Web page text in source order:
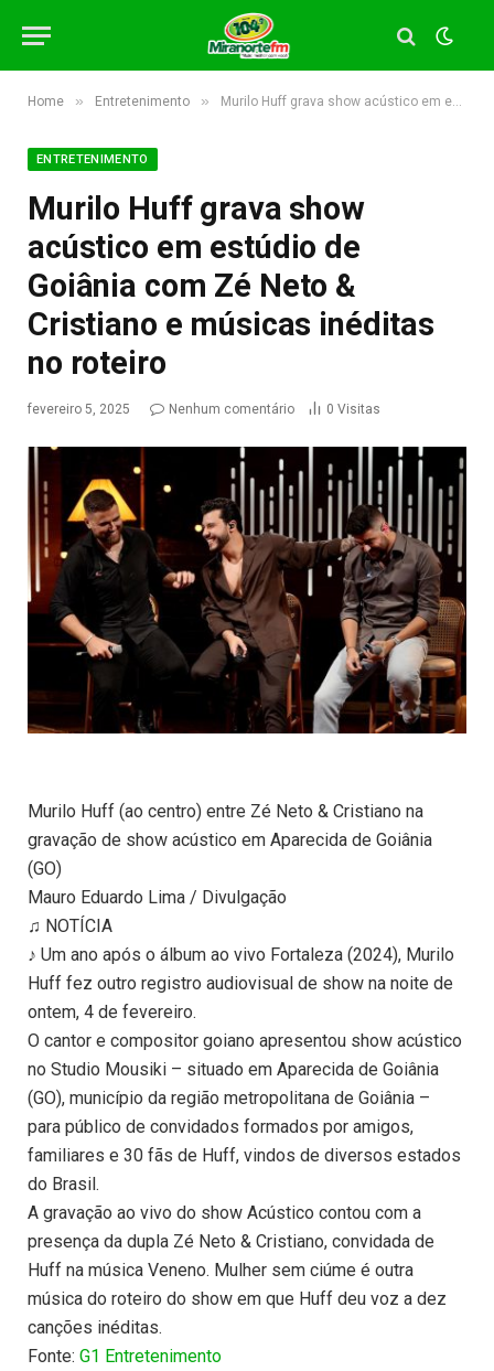
Home » Entretenimento » Murilo Huff grava show acústico em estúdio de Goiânia com Zé Neto & Cristiano e músicas inéditas no roteiro
ENTRETENIMENTO
Murilo Huff grava show
acústico em estúdio de
Goiânia com Zé Neto &
Cristiano e músicas inéditas
no roteiro
fevereiro 5, 2025 Nenhum comentário 0 Visitas
Murilo Huff (ao centro) entre Zé Neto & Cristiano na
gravação de show acústico em Aparecida de Goiânia
(GO)
Mauro Eduardo Lima / Divulgação
♫ NOTÍCIA
♪ Um ano após o álbum ao vivo Fortaleza (2024), Murilo
Huff fez outro registro audiovisual de show na noite de
ontem, 4 de fevereiro.
O cantor e compositor goiano apresentou show acústico
no Studio Mousiki – situado em Aparecida de Goiânia
(GO), município da região metropolitana de Goiânia –
para público de convidados formados por amigos,
familiares e 30 fãs de Huff, vindos de diversos estados
do Brasil.
A gravação ao vivo do show Acústico contou com a
presença da dupla Zé Neto & Cristiano, convidada de
Huff na música Veneno. Mulher sem ciúme é outra
música do roteiro do show em que Huff deu voz a dez
canções inéditas.
Fonte: G1 Entretenimento